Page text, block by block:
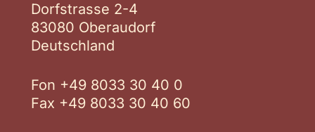
Dorfstrasse 2-4
83080 Oberaudorf
Deutschland
Fon +49 8033 30 40 0
Fax +49 8033 30 40 60